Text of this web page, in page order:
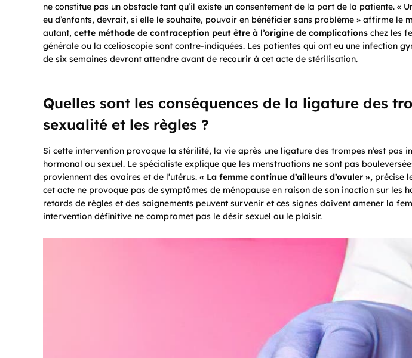
ne constitue pas un obstacle tant qu’il existe un consentement de la part de la patiente. «
eu d’enfants, devrait, si elle le souhaite, pouvoir en bénéficier sans problème » affirme le
autant, cette méthode de contraception peut être à l’origine de complications chez les
générale ou la cœlioscopie sont contre-indiquées. Les patientes qui ont eu une infection
de six semaines devront attendre avant de recourir à cet acte de stérilisation.
Quelles sont les conséquences de la ligature des
sexualité et les règles ?
Si cette intervention provoque la stérilité, la vie après une ligature des trompes n’est pas
hormonal ou sexuel. Le spécialiste explique que les menstruations ne sont pas
proviennent des ovaires et de l’utérus. « La femme continue d’ailleurs d’ovuler », précise
cet acte ne provoque pas de symptômes de ménopause en raison de son inaction sur les
retards de règles et des saignements peuvent survenir et ces signes doivent amener la
intervention définitive ne compromet pas le désir sexuel ou le plaisir.